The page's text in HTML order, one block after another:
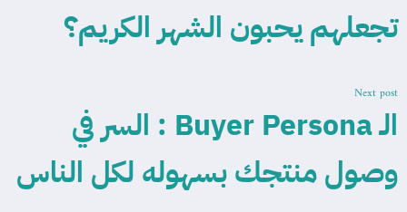
تجعلهم يحبون الشهر الكريم؟
Next post
الـ Buyer Persona : السر في
وصول منتجك بسهوله لكل الناس